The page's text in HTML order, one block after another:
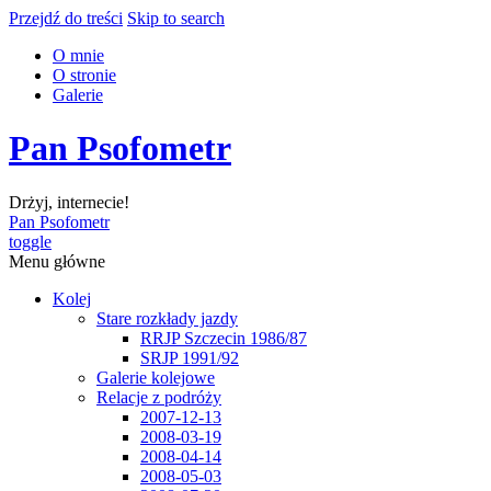
Przejdź do treści Skip to search
O mnie
O stronie
Galerie
Pan Psofometr
Drżyj, internecie!
Pan Psofometr
toggle
Menu główne
Kolej
Stare rozkłady jazdy
RRJP Szczecin 1986/87
SRJP 1991/92
Galerie kolejowe
Relacje z podróży
2007-12-13
2008-03-19
2008-04-14
2008-05-03